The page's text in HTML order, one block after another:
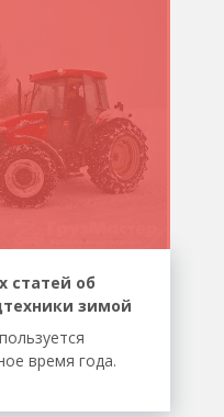
статей об
зимой
время года.